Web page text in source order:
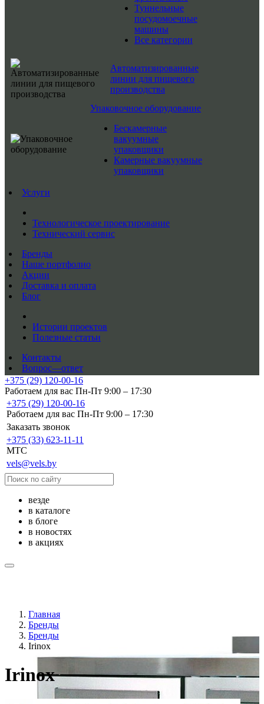
Туннельные
посудомоечные
машины
Все категории
Автоматизированные
линии для пищевого
производства
Упаковочное оборудование
Бескамерные
вакуумные
упаковщики
Камерные вакуумные
упаковщики
Услуги
Технологическое проектирование
Технический сервис
Бренды
Наше портфолио
Акции
Доставка и оплата
Блог
Истории проектов
Полезные статьи
Контакты
Вопрос—ответ
+375 (29) 120-00-16
Работаем для вас Пн-Пт 9:00 – 17:30
+375 (29) 120-00-16
Работаем для вас Пн-Пт 9:00 – 17:30
Заказать звонок
+375 (33) 623-11-11
MTC
vels@vels.by
везде
в каталоге
в блоге
в новостях
в акциях
Главная
Бренды
Бренды
Irinox
Irinox